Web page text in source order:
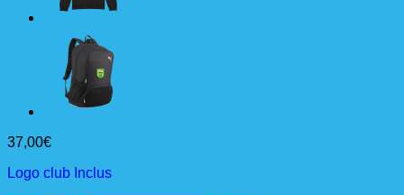
37,00€
Logo club Inclus